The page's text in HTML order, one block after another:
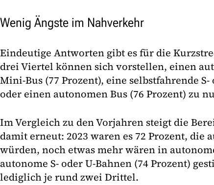
Wenig Ängste im Nahverkehr
Eindeutige Antworten gibt es für die
drei Viertel können sich vorstellen, einen
Mini-Bus (77 Prozent), eine selbstfahrende S-
oder einen autonomen Bus (76 Prozent) zu
Im Vergleich zu den Vorjahren steigt die
damit erneut: 2023 waren es 72 Prozent, die
würden, noch etwas mehr wären in
autonome S- oder U-Bahnen (74 Prozent)
lediglich je rund zwei Drittel.